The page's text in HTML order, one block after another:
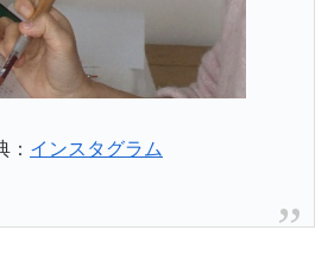
： インスタグラム